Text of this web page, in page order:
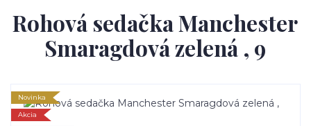
Rohová sedačka Manchester
Smaragdová zelená , 9
Novinka
Akcia